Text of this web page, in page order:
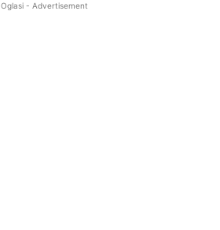
Oglasi - Advertisement